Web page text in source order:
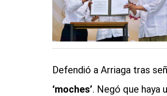
Defendió a Arriaga tras
‘moches’. Negó que haya